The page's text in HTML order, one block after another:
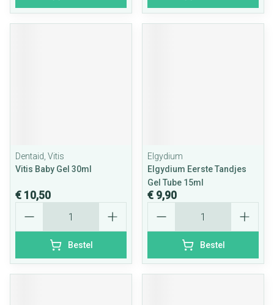
Dentaid, Vitis
Vitis Baby Gel 30ml
€ 10,50
Bestel
Elgydium
Elgydium Eerste Tandjes
Gel Tube 15ml
€ 9,90
Bestel